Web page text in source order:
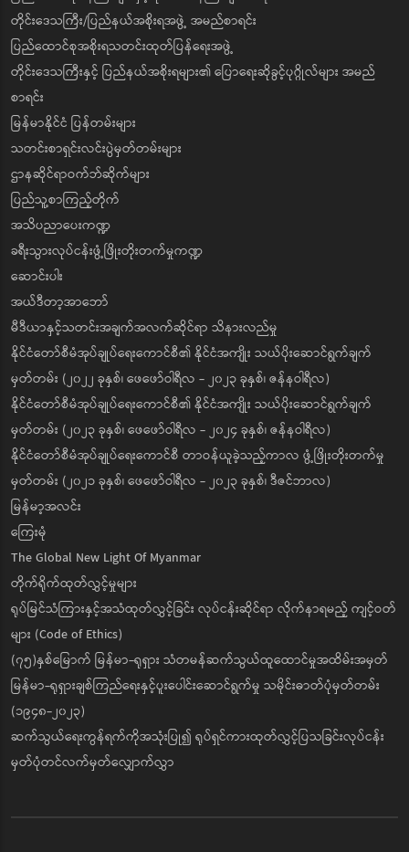
တိုင်းဒေသကြီး/ပြည်နယ်အစိုးရအဖွဲ့ အမည်စာရင်း
ပြည်ထောင်စုအစိုးရသတင်းထုတ်ပြန်ရေးအဖွဲ့
တိုင်းဒေသကြီးနှင့် ပြည်နယ်အစိုးရများ၏ ပြောရေးဆိုခွင့်ပုဂ္ဂိုလ်များ အမည်
စာရင်း
မြန်မာနိုင်ငံ ပြန်တမ်းများ
သတင်းစာရှင်းလင်းပွဲမှတ်တမ်းများ
ဌာနဆိုင်ရာဝက်ဘ်ဆိုက်များ
ပြည်သူ့စာကြည့်တိုက်
အသိပညာပေးကဏ္ဍ
ခရီးသွားလုပ်ငန်းဖွံ့ဖြိုးတိုးတက်မှုကဏ္ဍ
ဆောင်းပါး
အယ်ဒီတာ့အာဘော်
မီဒီယာနှင့်သတင်းအချက်အလက်ဆိုင်ရာ သိနားလည်မှု
နိုင်ငံတော်စီမံအုပ်ချုပ်ရေးကောင်စီ၏ နိုင်ငံအကျိုး သယ်ပိုးဆောင်ရွက်ချက်
မှတ်တမ်း (၂၀၂၂ ခုနှစ်၊ ဖေဖော်ဝါရီလ - ၂၀၂၃ ခုနှစ်၊ ဇန်နဝါရီလ)
နိုင်ငံတော်စီမံအုပ်ချုပ်ရေးကောင်စီ၏ နိုင်ငံအကျိုး သယ်ပိုးဆောင်ရွက်ချက်
မှတ်တမ်း (၂၀၂၃ ခုနှစ်၊ ဖေဖော်ဝါရီလ - ၂၀၂၄ ခုနှစ်၊ ဇန်နဝါရီလ)
နိုင်ငံတော်စီမံအုပ်ချုပ်ရေးကောင်စီ တာဝန်ယူခဲ့သည့်ကာလ ဖွံ့ဖြိုးတိုးတက်မှု
မှတ်တမ်း (၂၀၂၁ ခုနှစ်၊ ဖေဖော်ဝါရီလ - ၂၀၂၃ ခုနှစ်၊ ဒီဇင်ဘာလ)
မြန်မာ့အလင်း
ကြေးမုံ
The Global New Light Of Myanmar
တိုက်ရိုက်ထုတ်လွှင့်မှုများ
ရုပ်မြင်သံကြားနှင့်အသံထုတ်လွှင့်ခြင်း လုပ်ငန်းဆိုင်ရာ လိုက်နာရမည့် ကျင့်ဝတ်
များ (Code of Ethics)
(၇၅)နှစ်မြောက် မြန်မာ-ရုရှား သံတမန်ဆက်သွယ်ထူထောင်မှုအထိမ်းအမှတ်
မြန်မာ-ရုရှားချစ်ကြည်ရေးနှင့်ပူးပေါင်းဆောင်ရွက်မှု သမိုင်းဓာတ်ပုံမှတ်တမ်း
(၁၉၄၈-၂၀၂၃)
ဆက်သွယ်ရေးကွန်ရက်ကိုအသုံးပြု၍ ရုပ်ရှင်ကားထုတ်လွှင့်ပြသခြင်းလုပ်ငန်း
မှတ်ပုံတင်လက်မှတ်လျှောက်လွှာ